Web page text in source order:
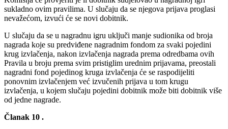
sukladno ovim pravilima. U slučaju da se njegova prijava proglasi
nevažećom, izvući će se novi dobitnik.
U slučaju da se u nagradnu igru uključi manje sudionika od broja
nagrada koje su predviđene nagradnim fondom za svaki pojedini
krug izvlačenja, nakon izvlačenja nagrada prema odredbama ovih
Pravila u broju prema svim pristiglim urednim prijavama, preostali
nagradni fond pojedinog kruga izvlačenja će se raspodijeliti
ponovnim izvlačenjem već izvučenih prijava u tom krugu
izvlačenja, u kojem slučaju pojedini dobitnik može biti dobitnik više
od jedne nagrade.
Članak 10 .